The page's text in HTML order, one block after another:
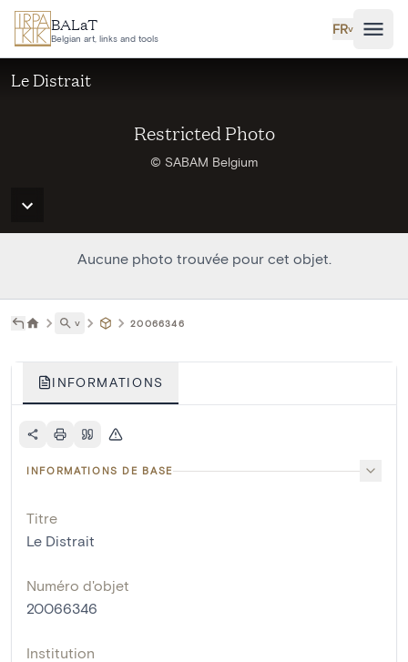
Aller au contenu principal
BALaT
Belgian art, links and tools
FR˅
Restricted Photo
© SABAM Belgium
Le Distrait
Aucune photo trouvée pour cet objet.
˅ 20066346
INFORMATIONS
INFORMATIONS DE BASE
Titre
Le Distrait
Numéro d'objet
20066346
Institution